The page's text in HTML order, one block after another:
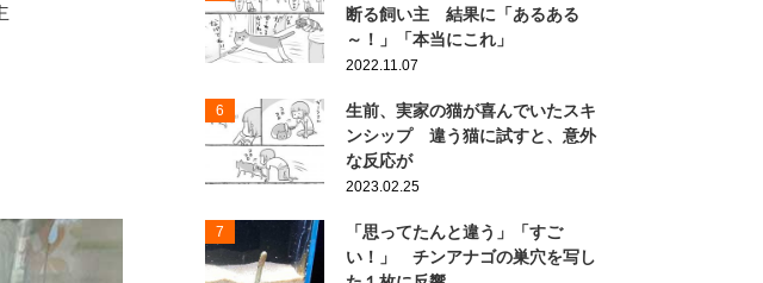
断る飼い主 結果に「あるある
～！」「本当にこれ」
2022.11.07
6
生前、実家の猫が喜んでいたスキ
ンシップ 違う猫に試すと、意外
な反応が
2023.02.25
7
「思ってたんと違う」「すご
い！」 チンアナゴの巣穴を写し